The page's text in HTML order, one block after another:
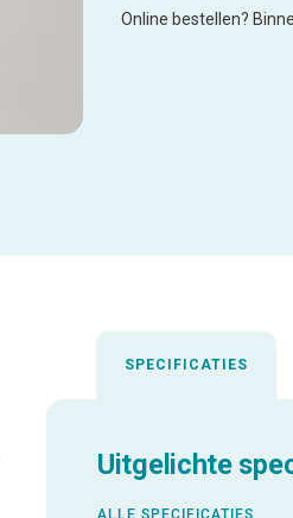
Online bestellen?
SPECIFICATIES
Uitgelichte
ALLE SPECIFICATIES